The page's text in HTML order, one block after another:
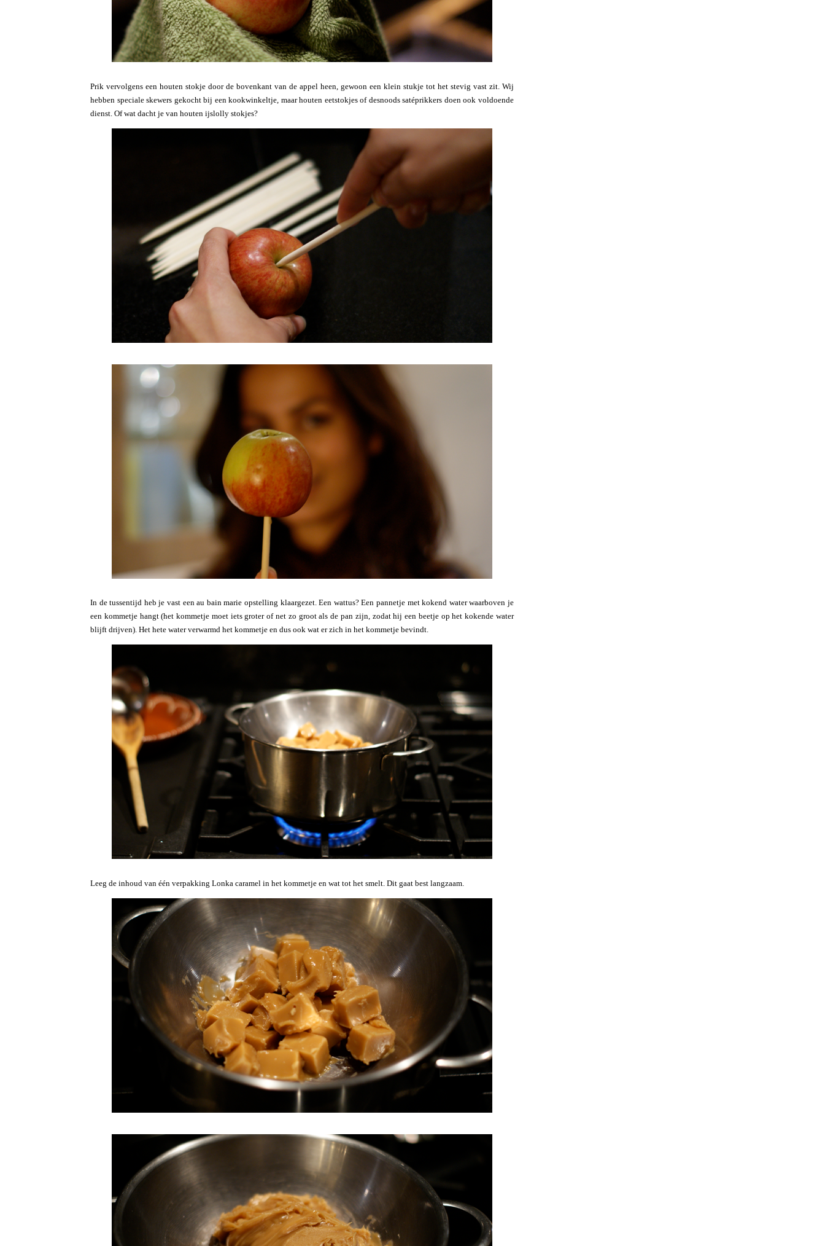
Prik vervolgens een houten stokje door de bovenkant van de appel heen, gewoon een klein stukje tot het stevig vast zit. Wij
hebben speciale skewers gekocht bij een kookwinkeltje, maar houten eetstokjes of desnoods satéprikkers doen ook voldoende
dienst. Of wat dacht je van houten ijslolly stokjes?
In de tussentijd heb je vast een au bain marie opstelling klaargezet. Een wattus? Een pannetje met kokend water waarboven je
een kommetje hangt (het kommetje moet iets groter of net zo groot als de pan zijn, zodat hij een beetje op het kokende water
blijft drijven). Het hete water verwarmd het kommetje en dus ook wat er zich in het kommetje bevindt.
Leeg de inhoud van één verpakking Lonka caramel in het kommetje en wat tot het smelt. Dit gaat best langzaam.